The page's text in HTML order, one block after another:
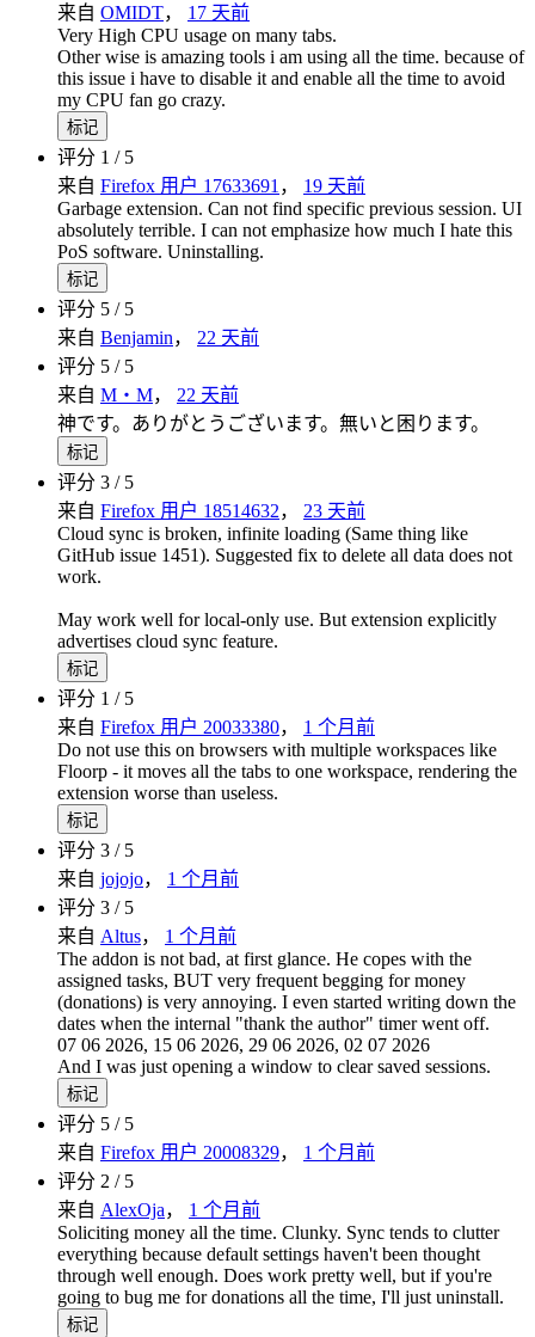
来自 OMIDT， 17 天前
Very High CPU usage on many tabs.
Other wise is amazing tools i am using all the time. because of
this issue i have to disable it and enable all the time to avoid
my CPU fan go crazy.
标记
评分 1 / 5
来自 Firefox 用户 17633691 ， 19 天前
Garbage extension. Can not find specific previous session. UI
absolutely terrible. I can not emphasize how much I hate this
PoS software. Uninstalling.
标记
评分 5 / 5
来自 Benjamin， 22 天前
评分 5 / 5
来自 M・M， 22 天前
神です。ありがとうございます。無いと困ります。
标记
评分 3 / 5
来自 Firefox 用户 18514632， 23 天前
Cloud sync is broken, infinite loading (Same thing like
GitHub issue 1451). Suggested fix to delete all data does not
work.
May work well for local-only use. But extension explicitly
advertises cloud sync feature.
标记
评分 1 / 5
来自 Firefox 用户 20033380， 1 个月前
Do not use this on browsers with multiple workspaces like
Floorp - it moves all the tabs to one workspace, rendering the
extension worse than useless.
标记
评分 3 / 5
来自 jojojo， 1 个月前
评分 3 / 5
来自 Altus， 1 个月前
The addon is not bad, at first glance. He copes with the
assigned tasks, BUT very frequent begging for money
(donations) is very annoying. I even started writing down the
dates when the internal "thank the author" timer went off.
07 06 2026, 15 06 2026, 29 06 2026, 02 07 2026
And I was just opening a window to clear saved sessions.
标记
评分 5 / 5
来自 Firefox 用户 20008329， 1 个月前
评分 2 / 5
来自 AlexOja， 1 个月前
Soliciting money all the time. Clunky. Sync tends to clutter
everything because default settings haven't been thought
through well enough. Does work pretty well, but if you're
going to bug me for donations all the time, I'll just uninstall.
标记